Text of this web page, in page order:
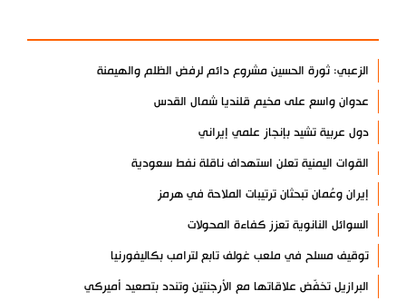
الزعبي: ثورة الحسين مشروع دائم لرفض الظلم والهيمنة
عدوان واسع على مخيم قلنديا شمال القدس
دول عربية تشيد بإنجاز علمي إيراني
القوات اليمنية تعلن استهداف ناقلة نفط سعودية
إيران وعُمان تبحثان ترتيبات الملاحة في هرمز
السوائل النانوية تعزز كفاءة المحولات
توقيف مسلح في ملعب غولف تابع لترامب بكاليفورنيا
البرازيل تخفّض علاقاتها مع الأرجنتين وتندد بتصعيد أميركي